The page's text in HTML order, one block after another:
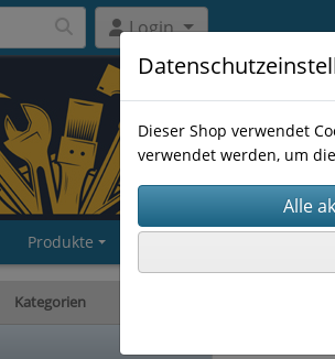
Login
Produkte
Kategorien
Dieser Shop verwendet
verwendet werden, um